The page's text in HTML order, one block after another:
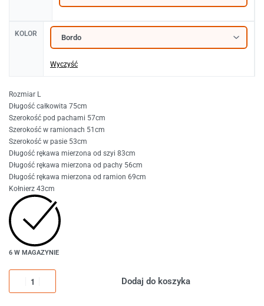
KOLOR
Wyczyść
Rozmiar L
Długość całkowita 75cm
Szerokość pod pachami 57cm
Szerokość w ramionach 51cm
Szerokość w pasie 53cm
Długość rękawa mierzona od szyi 83cm
Długość rękawa mierzona od pachy 56cm
Długość rękawa mierzona od ramion 69cm
Kołnierz 43cm
6 W MAGAZYNIE
Dodaj do koszyka